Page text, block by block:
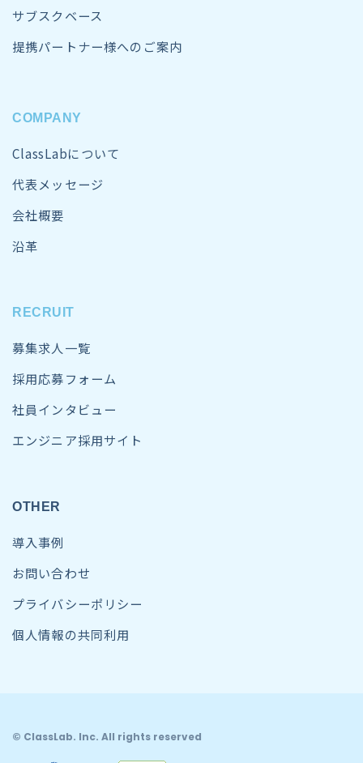
サブスクベース
提携パートナー様へのご案内
COMPANY
ClassLabについて
代表メッセージ
会社概要
沿革
RECRUIT
募集求人一覧
採用応募フォーム
社員インタビュー
エンジニア採用サイト
OTHER
導入事例
お問い合わせ
プライバシーポリシー
個人情報の共同利用
© ClassLab. Inc. All rights reserved